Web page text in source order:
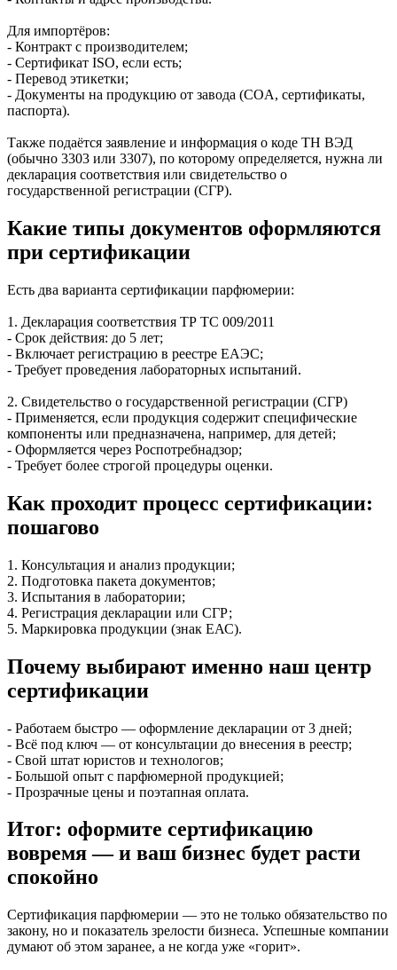
Для импортёров:
- Контракт с производителем;
- Сертификат ISO, если есть;
- Перевод этикетки;
- Документы на продукцию от завода (COA, сертификаты,
паспорта).
Также подаётся заявление и информация о коде ТН ВЭД
(обычно 3303 или 3307), по которому определяется, нужна ли
декларация соответствия или свидетельство о
государственной регистрации (СГР).
Какие типы документов оформляются
при сертификации
Есть два варианта сертификации парфюмерии:
1. Декларация соответствия ТР ТС 009/2011
- Срок действия: до 5 лет;
- Включает регистрацию в реестре ЕАЭС;
- Требует проведения лабораторных испытаний.
2. Свидетельство о государственной регистрации (СГР)
- Применяется, если продукция содержит специфические
компоненты или предназначена, например, для детей;
- Оформляется через Роспотребнадзор;
- Требует более строгой процедуры оценки.
Как проходит процесс сертификации:
пошагово
1. Консультация и анализ продукции;
2. Подготовка пакета документов;
3. Испытания в лаборатории;
4. Регистрация декларации или СГР;
5. Маркировка продукции (знак ЕАС).
Почему выбирают именно наш центр
сертификации
- Работаем быстро — оформление декларации от 3 дней;
- Всё под ключ — от консультации до внесения в реестр;
- Свой штат юристов и технологов;
- Большой опыт с парфюмерной продукцией;
- Прозрачные цены и поэтапная оплата.
Итог: оформите сертификацию
вовремя — и ваш бизнес будет расти
спокойно
Сертификация парфюмерии — это не только обязательство по
закону, но и показатель зрелости бизнеса. Успешные компании
думают об этом заранее, а не когда уже «горит».